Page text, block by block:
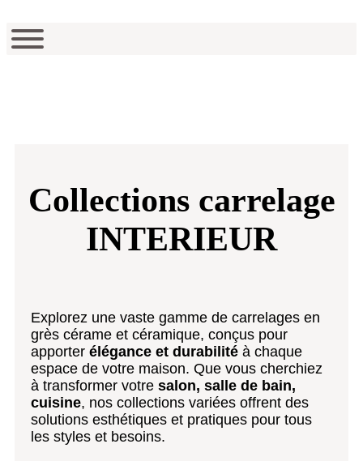
Collections carrelage
INTERIEUR
Explorez une vaste gamme de carrelages en
grès cérame et céramique, conçus pour
apporter élégance et durabilité à chaque
espace de votre maison. Que vous cherchiez
à transformer votre salon, salle de bain,
cuisine, nos collections variées offrent des
solutions esthétiques et pratiques pour tous
les styles et besoins.